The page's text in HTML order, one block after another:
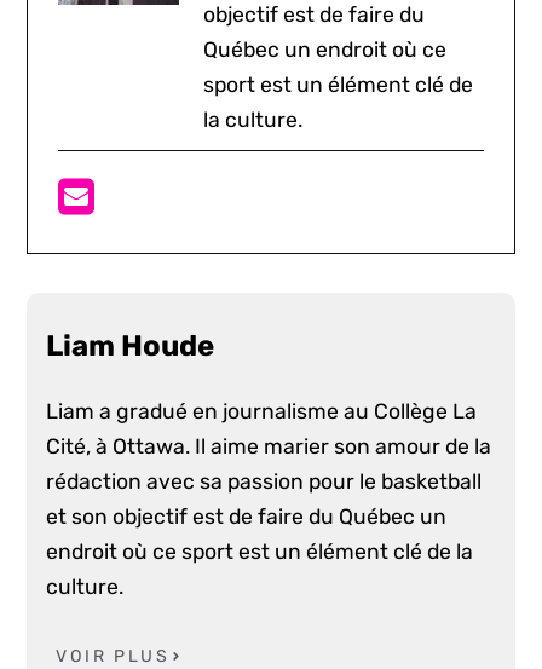
objectif est de faire du
Québec un endroit où ce
sport est un élément clé de
la culture.
Liam Houde
Liam a gradué en journalisme au Collège La
Cité, à Ottawa. Il aime marier son amour de la
rédaction avec sa passion pour le basketball
et son objectif est de faire du Québec un
endroit où ce sport est un élément clé de la
culture.
VOIR PLUS